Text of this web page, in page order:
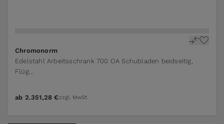
Chromonorm
Edelstahl Arbeitsschrank 700 OA Schubladen beidseitig,
Flüg...
The price depends on the options chosen on the
ab 2.351,28 €zzgl. MwSt.